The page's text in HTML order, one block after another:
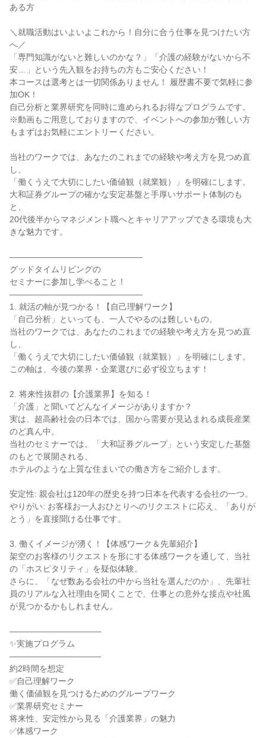
ある方
＼就職活動はいよいよこれから！自分に合う仕事を見つけたい方
へ／
「専門知識がないと難しいのかな？」「介護の経験がないから不
安…」という先入観をお持ちの方もご安心ください！
本コースは選考とは一切関係ありません！ 履歴書不要で気軽に参
加OK！
自己分析と業界研究を同時に進められるお得なプログラムです。
※動画もご用意しておりますので、イベントへの参加が難しい方
もまずはお気軽にエントリーください。
当社のワークでは、あなたのこれまでの経験や考え方を見つめ直
し、
「働くうえで大切にしたい価値観（就業観）」を明確にします。
大和証券グループの確かな安定基盤と手厚いサポート体制のも
と、
20代後半からマネジメント職へとキャリアアップできる環境も大
きな魅力です。
――――――――――――――――
グッドタイムリビングの
セミナーに参加し学べること！
――――――――――――――――
1. 就活の軸が見つかる！【自己理解ワーク】
「自己分析」といっても、一人でやるのは難しいもの。
当社のワークでは、あなたのこれまでの経験や考え方を見つめ直
し、
「働くうえで大切にしたい価値観（就業観）」を明確にします。
この軸は、今後の業界・企業選びに必ず役立ちます！
2. 将来性抜群の【介護業界】を知る！
「介護」と聞いてどんなイメージがありますか？
実は、超高齢社会の日本では、国から需要が見込まれる成長産業
のど真ん中。
当社のセミナーでは、「大和証券グループ」という安定した基盤
のもとで展開される、
ホテルのような上質な住まいでの働き方をご紹介します。
安定性: 親会社は120年の歴史を持つ日本を代表する会社の一つ。
やりがい: お客様お一人おひとりへのリクエストに応え、「ありが
とう」を直接聞ける仕事です。
3. 働くイメージが湧く！【体感ワーク＆先輩紹介】
架空のお客様のリクエストを形にする体感ワークを通して、当社
の「ホスピタリティ」を疑似体験。
さらに、「なぜ数ある会社の中から当社を選んだのか」、先輩社
員のリアルな入社理由を聞くことで、仕事との意外な接点や社風
が見つかるかもしれません。
―――――――――――
✨実施プログラム
―――――――――――
約2時間を想定
✅自己理解ワーク
働く価値観を見つけるためのグループワーク
✅業界研究セミナー
将来性、安定性から見る「介護業界」の魅力
✅体感ワーク